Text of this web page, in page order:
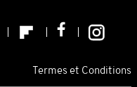
Termes et Conditions